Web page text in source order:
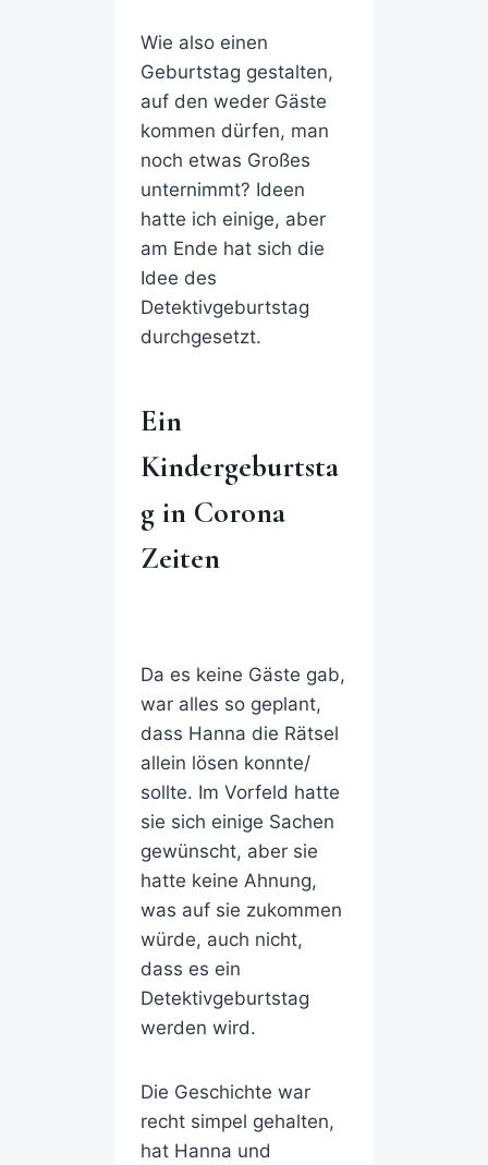
Wie also einen
Geburtstag gestalten,
auf den weder Gäste
kommen dürfen, man
noch etwas Großes
unternimmt? Ideen
hatte ich einige, aber
am Ende hat sich die
Idee des
Detektivgeburtstag
durchgesetzt.
Ein
Kindergeburtsta
g in Corona
Zeiten
Da es keine Gäste gab,
war alles so geplant,
dass Hanna die Rätsel
allein lösen konnte/
sollte. Im Vorfeld hatte
sie sich einige Sachen
gewünscht, aber sie
hatte keine Ahnung,
was auf sie zukommen
würde, auch nicht,
dass es ein
Detektivgeburtstag
werden wird.
Die Geschichte war
recht simpel gehalten,
hat Hanna und